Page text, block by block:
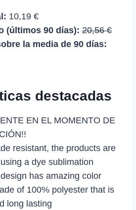
10,19 €
(últimos 90 días): 20,56 €
la media de 90 días:
destacadas
EN EL MOMENTO DE
resistant, the products are
a dye sublimation
has amazing color
of 100% polyester that is
long lasting